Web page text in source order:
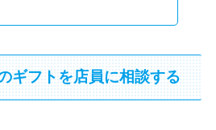
ギフトを店員に相談する